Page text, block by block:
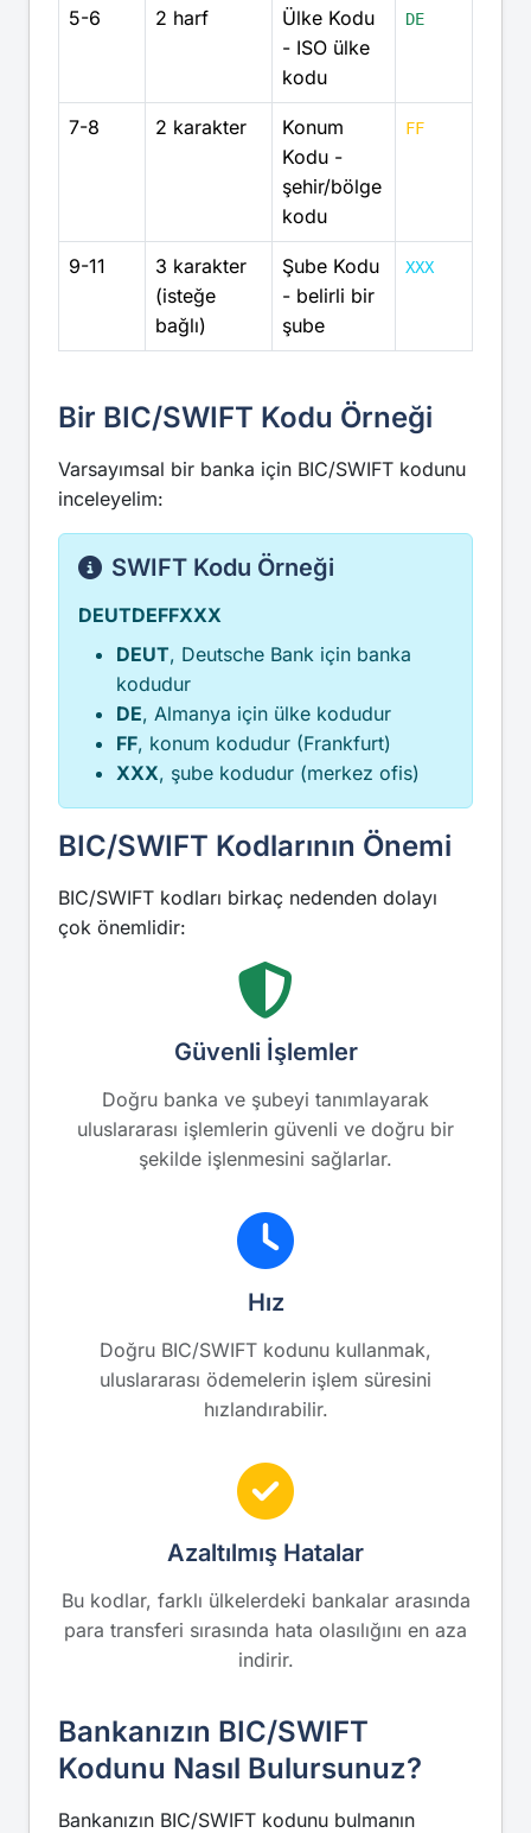
5-6 2 harf
Ülke Kodu
- ISO ülke
kodu
DE
7-8 2 karakter
Konum
Kodu -
şehir/bölge
kodu
FF
9-11
3 karakter
(isteğe
bağlı)
Şube Kodu
- belirli bir
şube
XXX
Bir BIC/SWIFT Kodu Örneği
Varsayımsal bir banka için BIC/SWIFT kodunu
inceleyelim:
SWIFT Kodu Örneği
DEUTDEFFXXX
DEUT, Deutsche Bank için banka
kodudur
DE, Almanya için ülke kodudur
FF, konum kodudur (Frankfurt)
XXX, şube kodudur (merkez ofis)
BIC/SWIFT Kodlarının Önemi
BIC/SWIFT kodları birkaç nedenden dolayı
çok önemlidir:
Güvenli İşlemler
Doğru banka ve şubeyi tanımlayarak
uluslararası işlemlerin güvenli ve doğru bir
şekilde işlenmesini sağlarlar.
Hız
Doğru BIC/SWIFT kodunu kullanmak,
uluslararası ödemelerin işlem süresini
hızlandırabilir.
Azaltılmış Hatalar
Bu kodlar, farklı ülkelerdeki bankalar arasında
para transferi sırasında hata olasılığını en aza
indirir.
Bankanızın BIC/SWIFT
Kodunu Nasıl Bulursunuz?
Bankanızın BIC/SWIFT kodunu bulmanın